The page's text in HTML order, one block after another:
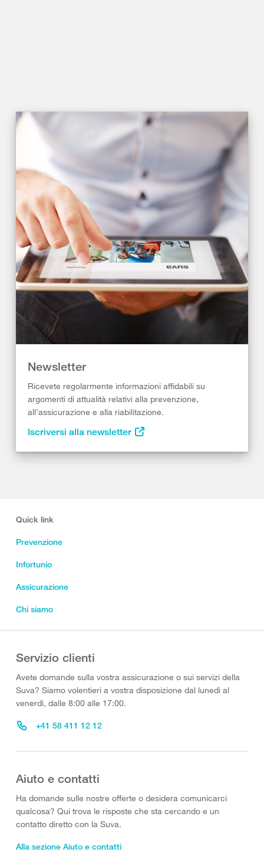
Newsletter
Ricevete regolarmente informazioni affidabili su
argomenti di attualità relativi alla prevenzione,
all’assicurazione e alla riabilitazione.
Iscriversi alla newsletter
Quick link
Prevenzione
Infortunio
Assicurazione
Chi siamo
Servizio clienti
Avete domande sulla vostra assicurazione o sui servizi della
Suva? Siamo volentieri a vostra disposizione dal lunedì al
venerdì, dalle 8:00 alle 17:00.
+41 58 411 12 12
Aiuto e contatti
Ha domande sulle nostre offerte o desidera comunicarci
qualcosa? Qui trova le risposte che sta cercando e un
contatto diretto con la Suva.
Alla sezione Aiuto e contatti